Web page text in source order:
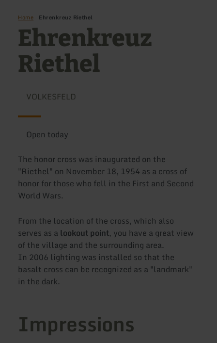
Home Ehrenkreuz Riethel
Ehrenkreuz
Riethel
VOLKESFELD
Open today
The honor cross was inaugurated on the
"Riethel" on November 18, 1954 as a cross of
honor for those who fell in the First and Second
World Wars.
From the location of the cross, which also
serves as a lookout point, you have a great view
of the village and the surrounding area.
In 2006 lighting was installed so that the
basalt cross can be recognized as a "landmark"
in the dark.
Impressions